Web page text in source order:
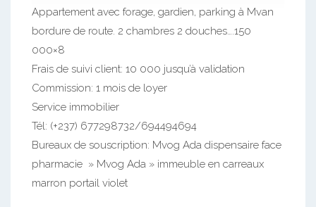
Appartement avec forage, gardien, parking à Mvan
bordure de route. 2 chambres 2 douches….150
000×8
Frais de suivi client: 10 000 jusqu’à validation
Commission: 1 mois de loyer
Service immobilier
Tél: (+237) 677298732/694494694
Bureaux de souscription: Mvog Ada dispensaire face
pharmacie » Mvog Ada » immeuble en carreaux
marron portail violet